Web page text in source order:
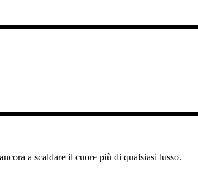
a scaldare il cuore più di qualsiasi lusso.